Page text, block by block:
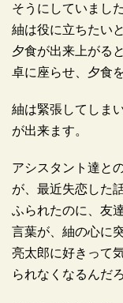
そうにしていました
紬は役に立ちたい
夕食が出来上がる
卓に座らせ、夕食
紬は緊張してしま
が出来ます。
アシスタント達と
が、最近失恋した
ふられたのに、友
言葉が、紬の心に
亮太郎に好きって
られなくなるんだ